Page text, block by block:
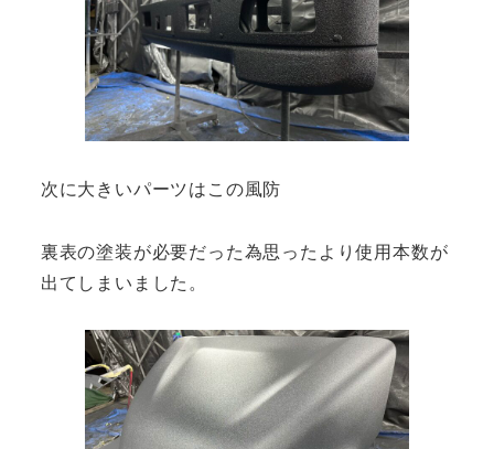
次に大きいパーツはこの風防
裏表の塗装が必要だった為思ったより使用本数が
出てしまいました。